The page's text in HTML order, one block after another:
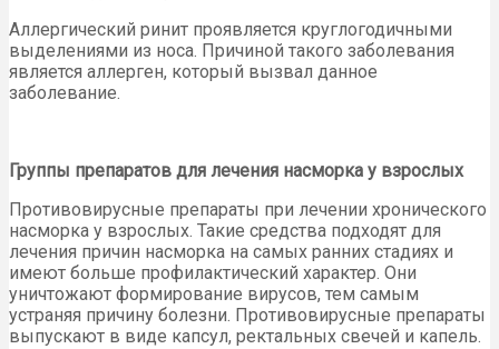
Аллергический ринит проявляется круглогодичными
выделениями из носа. Причиной такого заболевания
является аллерген, который вызвал данное
заболевание.
Группы препаратов для лечения насморка у взрослых
Противовирусные препараты при лечении хронического
насморка у взрослых. Такие средства подходят для
лечения причин насморка на самых ранних стадиях и
имеют больше профилактический характер. Они
уничтожают формирование вирусов, тем самым
устраняя причину болезни. Противовирусные препараты
выпускают в виде капсул, ректальных свечей и капель.